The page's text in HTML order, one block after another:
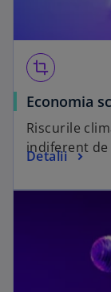
crop
Economia
Riscurile
indiferent
Detalii